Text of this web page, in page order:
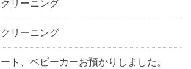
リーニング
リーニング
ト、ベビーカーお預かりしました。